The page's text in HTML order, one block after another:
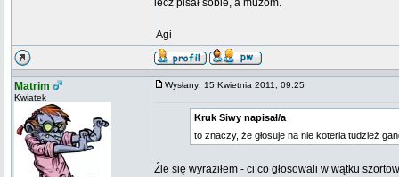
lecz pisał sobie, a muzom.
 Agi
Matrim
Kwiatek
Wysłany: 15 Kwietnia 2011, 09:25
Kruk Siwy napisał/a
to znaczy, że głosuje na nie koteria tudzież
Źle się wyraziłem - ci co głosowali w wątku